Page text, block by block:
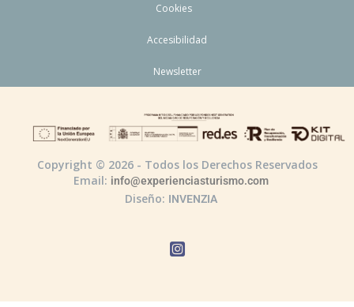
Cookies
Accesibilidad
Newsletter
Copyright © 2026 - Todos los Derechos Reservados
Email: info@experienciasturismo.com
Diseño: INVENZIA